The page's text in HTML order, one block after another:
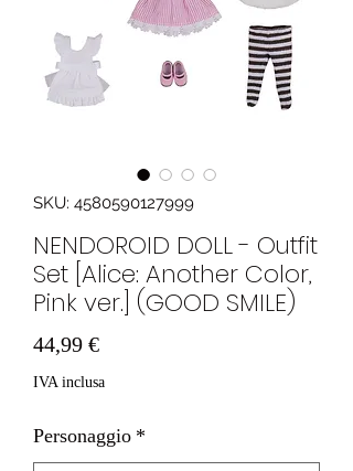
SKU: 4580590127999
NENDOROID DOLL - Outfit
Set [Alice: Another Color,
Pink ver.] (GOOD SMILE)
44,99 €Prezzo
IVA inclusa
Personaggio *